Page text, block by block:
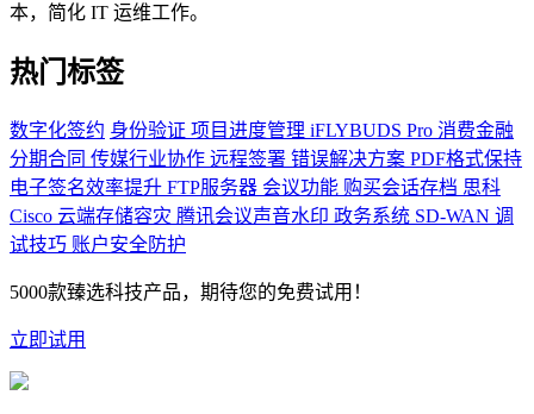
本，简化 IT 运维工作。
热门标签
数字化签约 身份验证 项目进度管理 iFLYBUDS Pro 消费金融
分期合同 传媒行业协作 远程签署 错误解决方案 PDF格式保持
电子签名效率提升 FTP服务器 会议功能 购买会话存档 思科
Cisco 云端存储容灾 腾讯会议声音水印 政务系统 SD-WAN 调
试技巧 账户安全防护
5000款臻选科技产品，期待您的免费试用！
立即试用